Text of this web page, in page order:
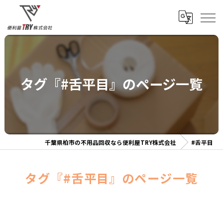
タグ『#舌平目』のページ一覧
千葉県柏市の不用品回収なら便利屋TRY株式会社 #舌平目
タグ『#舌平目』のページ一覧